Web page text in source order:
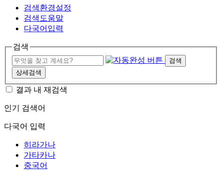
검색환경설정
검색도움말
다국어입력
검색
검색
상세검색
결과 내 재검색
인기 검색어
다국어 입력
히라가나
가타카나
중국어